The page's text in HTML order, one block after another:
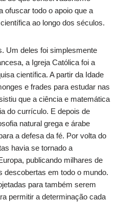
ofuscar todo o apoio que a
ao longo dos séculos.
Um deles foi simplesmente
a Igreja Católica foi a
científica. A partir da Idade
e frades para estudar nas
que a ciência e matemática
do currículo. E depois de
natural grega e árabe
a defesa da fé. Por volta do
havia se tornado a
publicando milhares de
descobertas em todo o mundo.
para também serem
permitir a determinação cada